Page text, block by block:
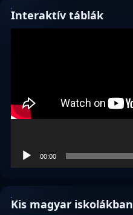
Interaktív táblák
00:00
Kis magyar iskolákban